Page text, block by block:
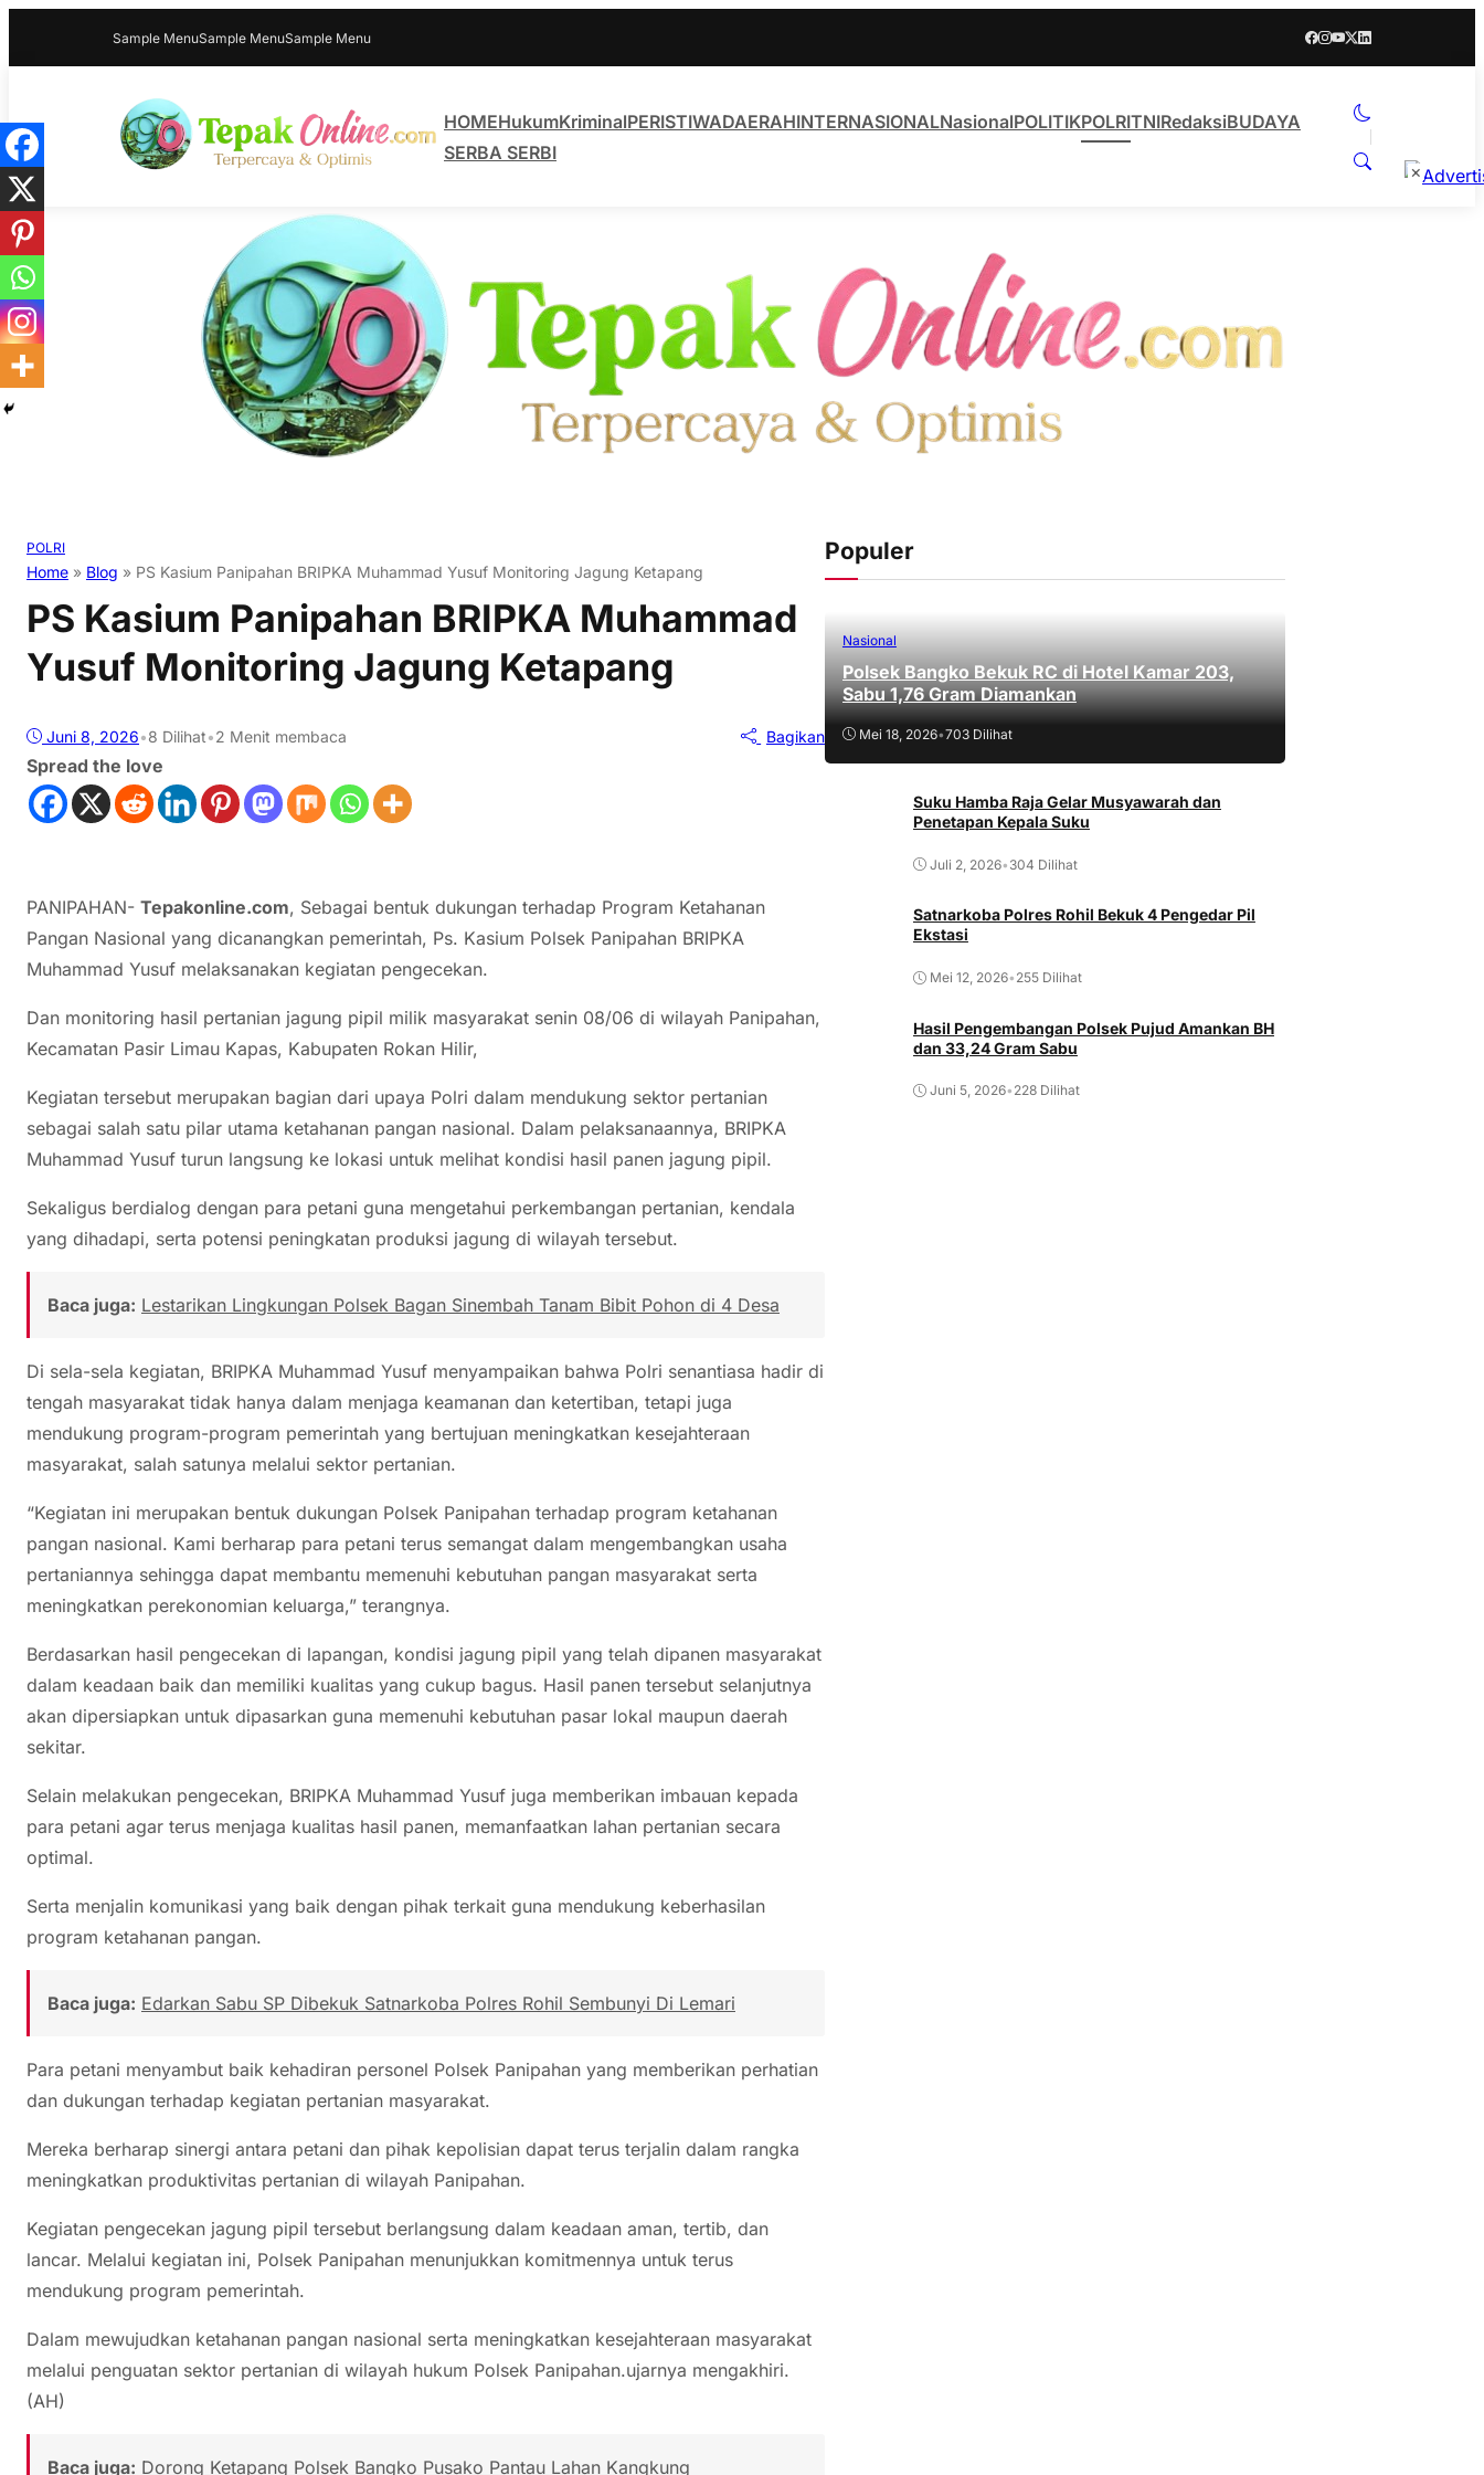
Sample MenuSample MenuSample Menu
HOMEHukumKriminalPERISTIWADAERAHINTERNASIONALNasionalPOLITIKPOLRITNIRedaksiBUDAYA
SERBA SERBI
POLRI
Home » Blog » PS Kasium Panipahan BRIPKA Muhammad Yusuf Monitoring Jagung Ketapang
PS Kasium Panipahan BRIPKA Muhammad
Yusuf Monitoring Jagung Ketapang
Juni 8, 2026•8 Dilihat•2 Menit membaca Bagikan
Spread the love
PANIPAHAN- Tepakonline.com, Sebagai bentuk dukungan terhadap Program Ketahanan
Pangan Nasional yang dicanangkan pemerintah, Ps. Kasium Polsek Panipahan BRIPKA
Muhammad Yusuf melaksanakan kegiatan pengecekan.
Dan monitoring hasil pertanian jagung pipil milik masyarakat senin 08/06 di wilayah Panipahan,
Kecamatan Pasir Limau Kapas, Kabupaten Rokan Hilir,
Kegiatan tersebut merupakan bagian dari upaya Polri dalam mendukung sektor pertanian
sebagai salah satu pilar utama ketahanan pangan nasional. Dalam pelaksanaannya, BRIPKA
Muhammad Yusuf turun langsung ke lokasi untuk melihat kondisi hasil panen jagung pipil.
Sekaligus berdialog dengan para petani guna mengetahui perkembangan pertanian, kendala
yang dihadapi, serta potensi peningkatan produksi jagung di wilayah tersebut.
Baca juga: Lestarikan Lingkungan Polsek Bagan Sinembah Tanam Bibit Pohon di 4 Desa
Di sela-sela kegiatan, BRIPKA Muhammad Yusuf menyampaikan bahwa Polri senantiasa hadir di
tengah masyarakat tidak hanya dalam menjaga keamanan dan ketertiban, tetapi juga
mendukung program-program pemerintah yang bertujuan meningkatkan kesejahteraan
masyarakat, salah satunya melalui sektor pertanian.
“Kegiatan ini merupakan bentuk dukungan Polsek Panipahan terhadap program ketahanan
pangan nasional. Kami berharap para petani terus semangat dalam mengembangkan usaha
pertaniannya sehingga dapat membantu memenuhi kebutuhan pangan masyarakat serta
meningkatkan perekonomian keluarga,” terangnya.
Berdasarkan hasil pengecekan di lapangan, kondisi jagung pipil yang telah dipanen masyarakat
dalam keadaan baik dan memiliki kualitas yang cukup bagus. Hasil panen tersebut selanjutnya
akan dipersiapkan untuk dipasarkan guna memenuhi kebutuhan pasar lokal maupun daerah
sekitar.
Selain melakukan pengecekan, BRIPKA Muhammad Yusuf juga memberikan imbauan kepada
para petani agar terus menjaga kualitas hasil panen, memanfaatkan lahan pertanian secara
optimal.
Serta menjalin komunikasi yang baik dengan pihak terkait guna mendukung keberhasilan
program ketahanan pangan.
Baca juga: Edarkan Sabu SP Dibekuk Satnarkoba Polres Rohil Sembunyi Di Lemari
Para petani menyambut baik kehadiran personel Polsek Panipahan yang memberikan perhatian
dan dukungan terhadap kegiatan pertanian masyarakat.
Mereka berharap sinergi antara petani dan pihak kepolisian dapat terus terjalin dalam rangka
meningkatkan produktivitas pertanian di wilayah Panipahan.
Kegiatan pengecekan jagung pipil tersebut berlangsung dalam keadaan aman, tertib, dan
lancar. Melalui kegiatan ini, Polsek Panipahan menunjukkan komitmennya untuk terus
mendukung program pemerintah.
Dalam mewujudkan ketahanan pangan nasional serta meningkatkan kesejahteraan masyarakat
melalui penguatan sektor pertanian di wilayah hukum Polsek Panipahan.ujarnya mengakhiri.
(AH)
Baca juga: Dorong Ketapang Polsek Bangko Pusako Pantau Lahan Kangkung
Populer
Nasional
Polsek Bangko Bekuk RC di Hotel Kamar 203,
Sabu 1,76 Gram Diamankan
Mei 18, 2026•703 Dilihat
Suku Hamba Raja Gelar Musyawarah dan
Penetapan Kepala Suku
Juli 2, 2026• 304 Dilihat
Satnarkoba Polres Rohil Bekuk 4 Pengedar Pil
Ekstasi
Mei 12, 2026• 255 Dilihat
Hasil Pengembangan Polsek Pujud Amankan BH
dan 33,24 Gram Sabu
Juni 5, 2026• 228 Dilihat
×